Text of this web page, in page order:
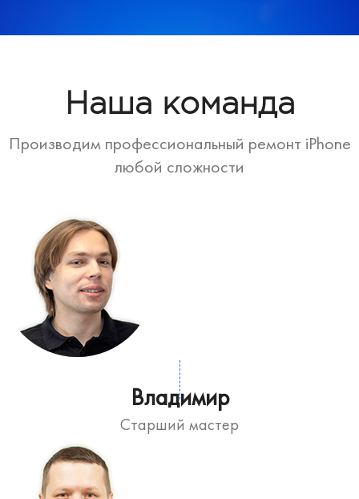
Наша команда
Производим профессиональный ремонт iPhone
любой сложности
Владимир
Старший мастер